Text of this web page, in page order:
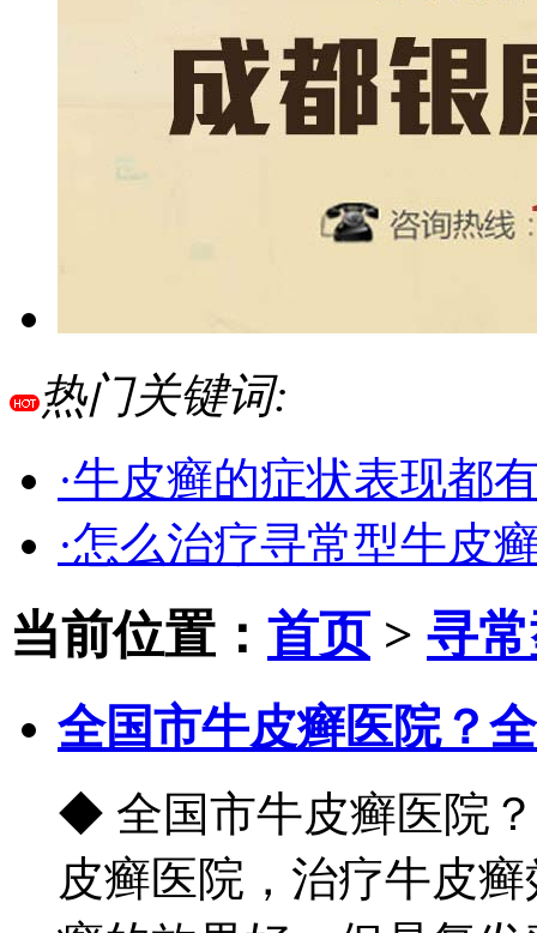
热门关键词:
·牛皮癣的症状表现都
·怎么治疗寻常型牛皮
当前位置： 首页> 寻
全国市牛皮癣医院？
◆ 全国市牛皮癣医院
皮癣医院，治疗牛皮